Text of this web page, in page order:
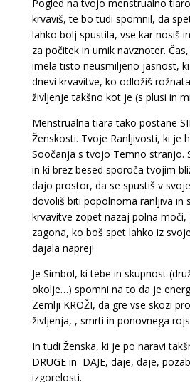
Pogled na tvojo menstrualno
krvaviš, te bo tudi spomnil, da
lahko bolj spustila, vse kar nosiš
za počitek in umik navznoter.
imela tisto neusmiljeno jasnost,
dnevi krvavitve, ko odložiš
življenje takšno kot je (s plusi in
Menstrualna tiara tako postane
Ženskosti. Tvoje Ranljivosti, ki je
Soočanja s tvojo Temno stranjo.
in ki brez besed sporoča tvojim
dajo prostor, da se spustiš v
dovoliš biti popolnoma ranljiva in
krvavitve zopet nazaj polna
zagona, ko boš spet lahko iz
dajala naprej!
Je Simbol, ki tebe in skupnost
okolje…) spomni na to da je
Zemlji KROŽI, da gre vse skozi
življenja, , smrti in ponovnega
In tudi Ženska, ki je po naravi
DRUGE in DAJE, daje, daje,
izgorelosti.